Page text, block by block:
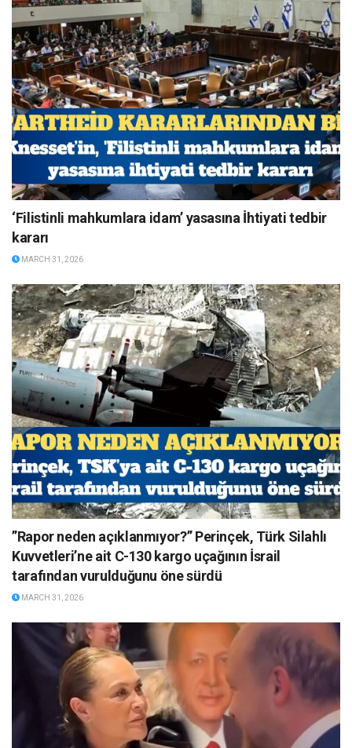
‘Filistinli mahkumlara idam’ yasasına İhtiyati tedbir
kararı
MARCH 31, 2026
”Rapor neden açıklanmıyor?” Perinçek, Türk Silahlı
Kuvvetleri’ne ait C-130 kargo uçağının İsrail
tarafından vurulduğunu öne sürdü
MARCH 31, 2026